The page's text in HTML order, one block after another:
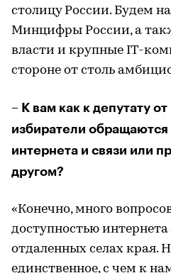
столицу России. Будем
Минцифры России, а
власти и крупные IT-
стороне от столь
– К вам как к депутату
избиратели
интернета и связи или
другом?
«Конечно, много
доступностью
отдаленных селах края.
единственное, с чем к